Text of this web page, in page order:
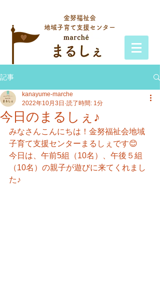
金努福祉会
地域子育て支援センター
記事
今日のまるしぇ♪
kanayume-marche
2022年10月3日 読了時間: 1分
みなさんこんにちは！金努福祉会地域
子育て支援センターまるしぇです😊
今日は、午前5組（10名）、午後５組
（10名）の親子が遊びに来てくれまし
た♪